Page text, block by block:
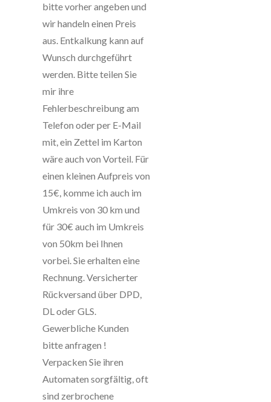
bitte vorher angeben und
wir handeln einen Preis
aus. Entkalkung kann auf
Wunsch durchgeführt
werden. Bitte teilen Sie
mir ihre
Fehlerbeschreibung am
Telefon oder per E-Mail
mit, ein Zettel im Karton
wäre auch von Vorteil. Für
einen kleinen Aufpreis von
15€, komme ich auch im
Umkreis von 30 km und
für 30€ auch im Umkreis
von 50km bei Ihnen
vorbei. Sie erhalten eine
Rechnung. Versicherter
Rückversand über DPD,
DL oder GLS.
Gewerbliche Kunden
bitte anfragen !
Verpacken Sie ihren
Automaten sorgfältig, oft
sind zerbrochene